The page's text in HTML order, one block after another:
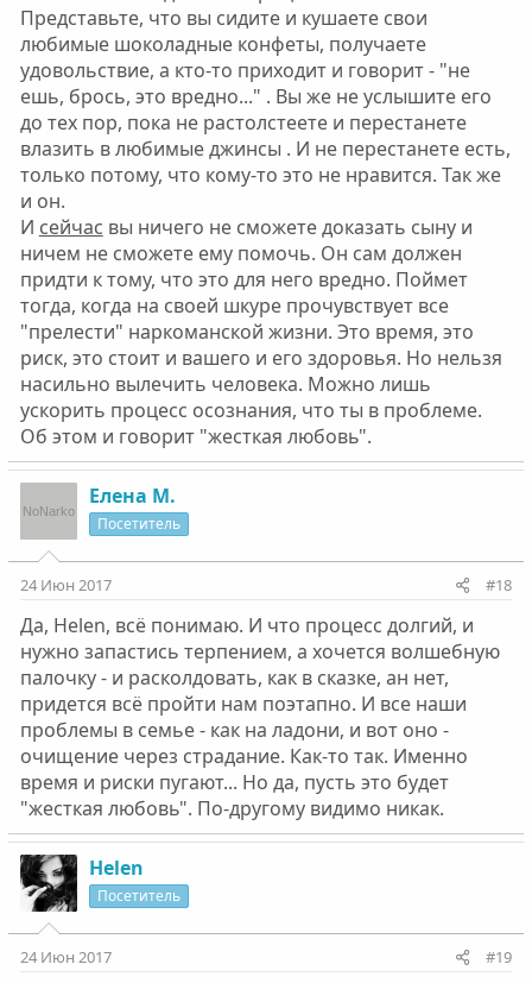
Представьте, что вы сидите и кушаете свои
любимые шоколадные конфеты, получаете
удовольствие, а кто-то приходит и говорит - "не
ешь, брось, это вредно..." . Вы же не услышите его
до тех пор, пока не растолстеете и перестанете
влазить в любимые джинсы . И не перестанете есть,
только потому, что кому-то это не нравится. Так же
и он.
И сейчас вы ничего не сможете доказать сыну и
ничем не сможете ему помочь. Он сам должен
придти к тому, что это для него вредно. Поймет
тогда, когда на своей шкуре прочувствует все
"прелести" наркоманской жизни. Это время, это
риск, это стоит и вашего и его здоровья. Но нельзя
насильно вылечить человека. Можно лишь
ускорить процесс осознания, что ты в проблеме.
Об этом и говорит "жесткая любовь".
Елена М.
Посетитель
24 Июн 2017 #18
Да, Helen, всё понимаю. И что процесс долгий, и
нужно запастись терпением, а хочется волшебную
палочку - и расколдовать, как в сказке, ан нет,
придется всё пройти нам поэтапно. И все наши
проблемы в семье - как на ладони, и вот оно -
очищение через страдание. Как-то так. Именно
время и риски пугают... Но да, пусть это будет
"жесткая любовь". По-другому видимо никак.
Helen
Посетитель
24 Июн 2017 #19